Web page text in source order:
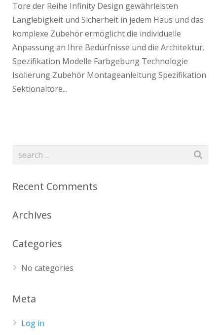
Tore der Reihe Infinity Design gewährleisten
Langlebigkeit und Sicherheit in jedem Haus und das
komplexe Zubehör ermöglicht die individuelle
Anpassung an Ihre Bedürfnisse und die Architektur.
Spezifikation Modelle Farbgebung Technologie
Isolierung Zubehör Montageanleitung Spezifikation
Sektionaltore...
Recent Comments
Archives
Categories
No categories
Meta
Log in